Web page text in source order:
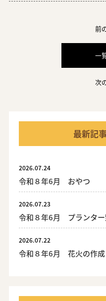
前
一
次
最新記
2026.07.24
令和８年6月 おやつ
2026.07.23
令和８年6月 プランター
2026.07.22
令和８年6月 花火の作成